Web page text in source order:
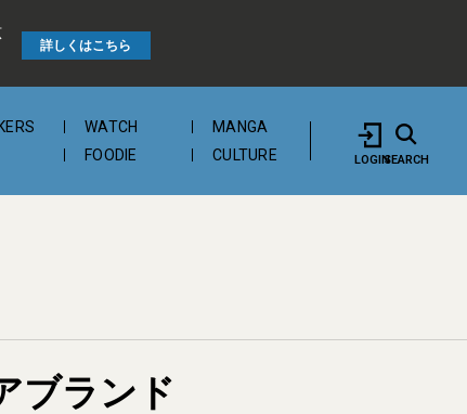
詳しくはこちら
WATCH
MANGA
FOODIE CULTURE LOGINSEARCH
ブランド